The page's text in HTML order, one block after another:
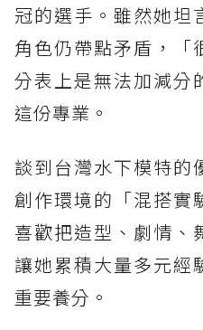
冠的選手。雖然她坦
角色仍帶點矛盾，「
分表上是無法加減分
這份專業。
談到台灣水下模特的
創作環境的「混搭實
喜歡把造型、劇情、
讓她累積大量多元經
重要養分。